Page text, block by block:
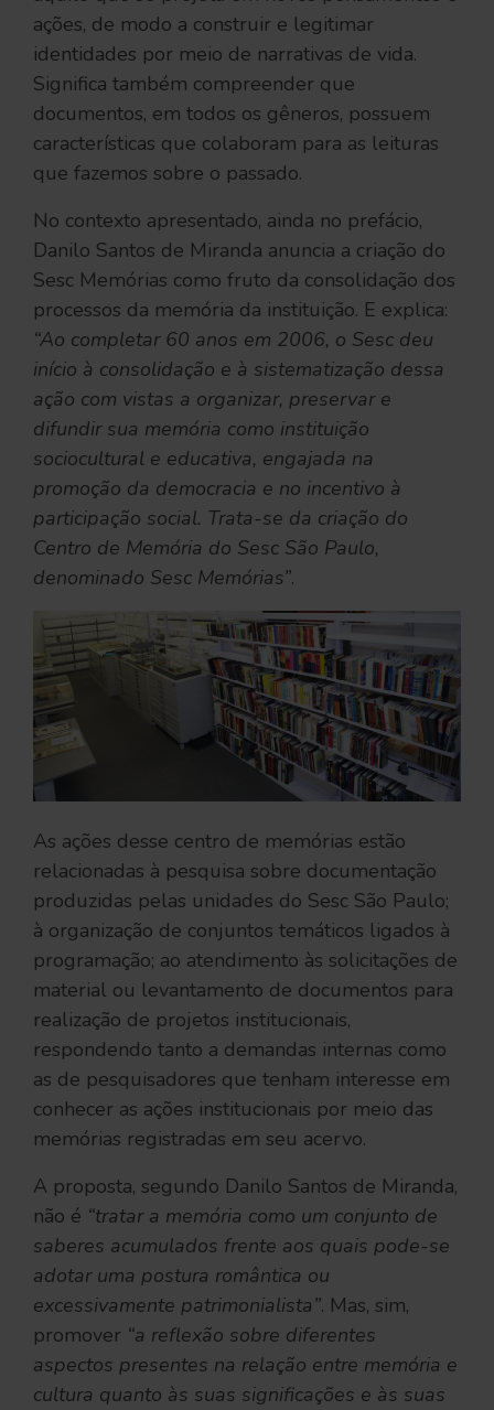
ações, de modo a construir e legitimar
identidades por meio de narrativas de vida.
Significa também compreender que
documentos, em todos os gêneros, possuem
características que colaboram para as leituras
que fazemos sobre o passado.
No contexto apresentado, ainda no prefácio,
Danilo Santos de Miranda anuncia a criação do
Sesc Memórias como fruto da consolidação dos
processos da memória da instituição. E explica:
“Ao completar 60 anos em 2006, o Sesc deu
início à consolidação e à sistematização dessa
ação com vistas a organizar, preservar e
difundir sua memória como instituição
sociocultural e educativa, engajada na
promoção da democracia e no incentivo à
participação social. Trata-se da criação do
Centro de Memória do Sesc São Paulo,
denominado Sesc Memórias”.
As ações desse centro de memórias estão
relacionadas à pesquisa sobre documentação
produzidas pelas unidades do Sesc São Paulo;
à organização de conjuntos temáticos ligados à
programação; ao atendimento às solicitações de
material ou levantamento de documentos para
realização de projetos institucionais,
respondendo tanto a demandas internas como
as de pesquisadores que tenham interesse em
conhecer as ações institucionais por meio das
memórias registradas em seu acervo.
A proposta, segundo Danilo Santos de Miranda,
não é “tratar a memória como um conjunto de
saberes acumulados frente aos quais pode-se
adotar uma postura romântica ou
excessivamente patrimonialista”. Mas, sim,
promover “a reflexão sobre diferentes
aspectos presentes na relação entre memória e
cultura quanto às suas significações e às suas